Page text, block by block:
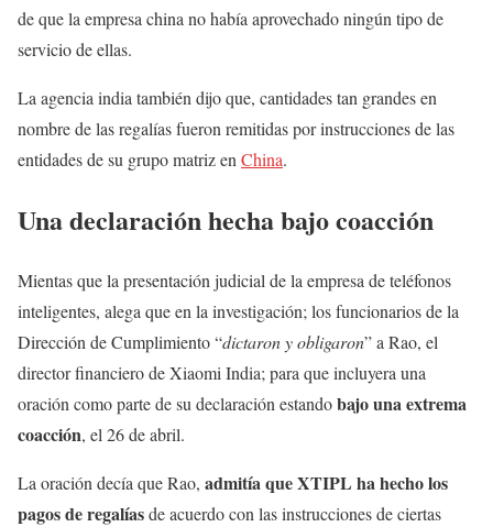
de que la empresa china no había aprovechado ningún tipo de
servicio de ellas.
La agencia india también dijo que, cantidades tan grandes en
nombre de las regalías fueron remitidas por instrucciones de las
entidades de su grupo matriz en China.
Una declaración hecha bajo coacción
Mientas que la presentación judicial de la empresa de teléfonos
inteligentes, alega que en la investigación; los funcionarios de la
Dirección de Cumplimiento “dictaron y obligaron” a Rao, el
director financiero de Xiaomi India; para que incluyera una
oración como parte de su declaración estandobajo una extrema
coacción, el 26 de abril.
La oración decía que Rao, admitía que XTIPL ha hecho los
pagos de regalíasde acuerdo con las instrucciones de ciertas